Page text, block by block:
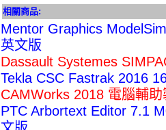
相關商品:
Mentor Graphics
英文版
Dassault Systemes
Tekla CSC Fastrak 2016
CAMWorks 2018 電腦輔
PTC Arbortext Editor 7.1